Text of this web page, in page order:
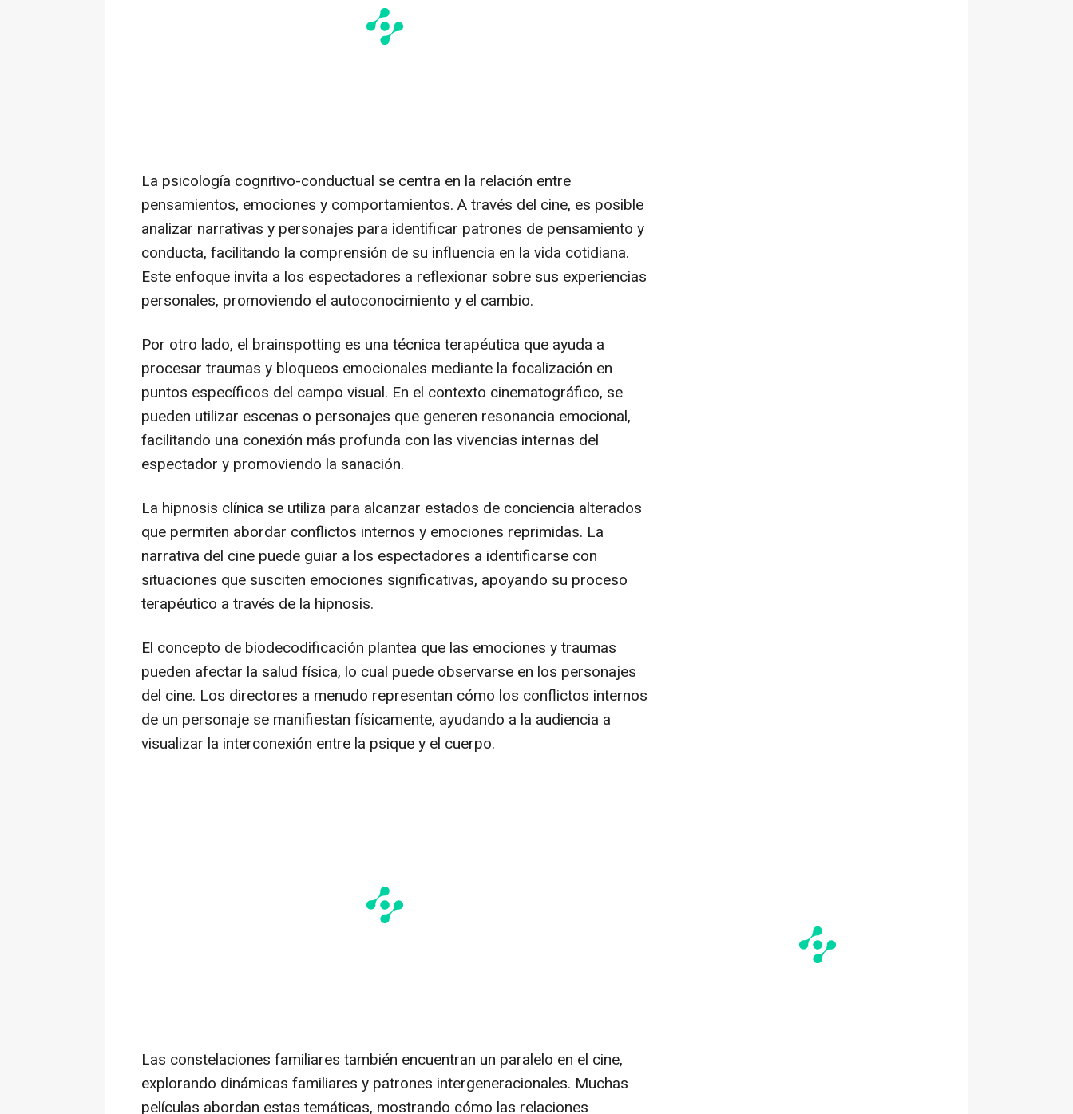
La psicología cognitivo-conductual se centra en la relación entre
pensamientos, emociones y comportamientos. A través del cine, es posible
analizar narrativas y personajes para identificar patrones de pensamiento y
conducta, facilitando la comprensión de su influencia en la vida cotidiana.
Este enfoque invita a los espectadores a reflexionar sobre sus experiencias
personales, promoviendo el autoconocimiento y el cambio.
Por otro lado, el brainspotting es una técnica terapéutica que ayuda a
procesar traumas y bloqueos emocionales mediante la focalización en
puntos específicos del campo visual. En el contexto cinematográfico, se
pueden utilizar escenas o personajes que generen resonancia emocional,
facilitando una conexión más profunda con las vivencias internas del
espectador y promoviendo la sanación.
La hipnosis clínica se utiliza para alcanzar estados de conciencia alterados
que permiten abordar conflictos internos y emociones reprimidas. La
narrativa del cine puede guiar a los espectadores a identificarse con
situaciones que susciten emociones significativas, apoyando su proceso
terapéutico a través de la hipnosis.
El concepto de biodecodificación plantea que las emociones y traumas
pueden afectar la salud física, lo cual puede observarse en los personajes
del cine. Los directores a menudo representan cómo los conflictos internos
de un personaje se manifiestan físicamente, ayudando a la audiencia a
visualizar la interconexión entre la psique y el cuerpo.
Las constelaciones familiares también encuentran un paralelo en el cine,
explorando dinámicas familiares y patrones intergeneracionales. Muchas
películas abordan estas temáticas, mostrando cómo las relaciones